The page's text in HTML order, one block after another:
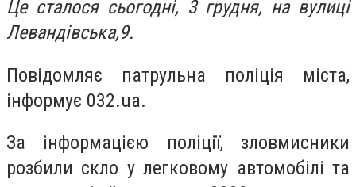
Це сталося сьогодні, 3 грудня, на вулиці
Левандівська,9.
Повідомляє патрульна поліція міста,
інформує 032.ua.
За інформацією поліції, зловмисники
розбили скло у легковому автомобілі та